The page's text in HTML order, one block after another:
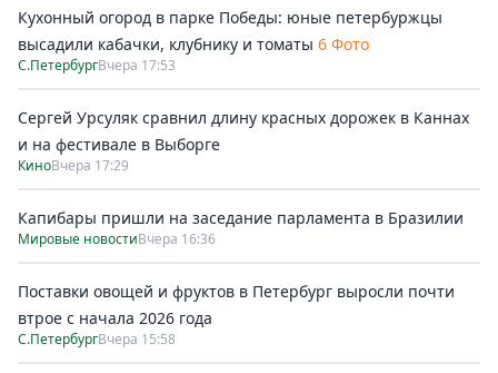
Кухонный огород в парке Победы: юные петербуржцы
высадили кабачки, клубнику и томаты 6 Фото
С.ПетербургВчера 17:53
Сергей Урсуляк сравнил длину красных дорожек в Каннах
и на фестивале в Выборге
КиноВчера 17:29
Капибары пришли на заседание парламента в Бразилии
Мировые новостиВчера 16:36
Поставки овощей и фруктов в Петербург выросли почти
втрое с начала 2026 года
С.ПетербургВчера 15:58